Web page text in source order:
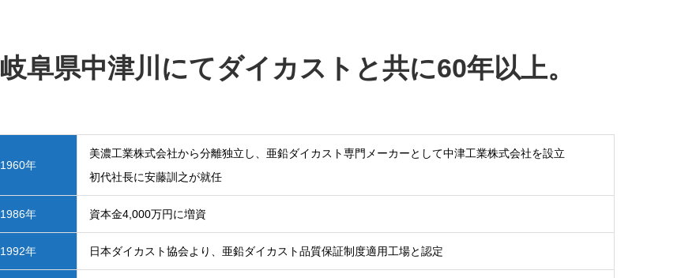
岐阜県中津川にてダイカストと共に60年以上。
1960年
美濃工業株式会社から分離独立し、亜鉛ダイカスト専門メーカーとして中津工業株式会社を設立
初代社長に安藤訓之が就任
1986年 資本金4,000万円に増資
1992年 日本ダイカスト協会より、亜鉛ダイカスト品質保証制度適用工場と認定